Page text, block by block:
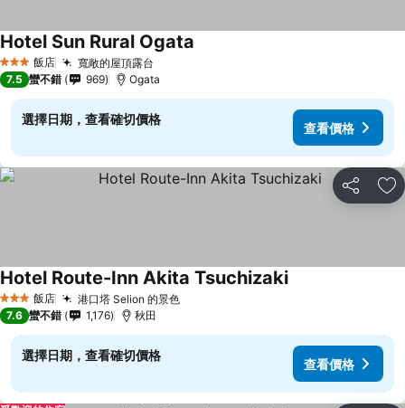
3 星級 飯店 寬敞的屋頂露台
Hotel Sun Rural Ogata
7.5 蠻不錯 969 Ogata
選擇日期，查看確切價格
查看價格
分享 加
3 星級 飯店 港口塔 Selion 的景色查看價格
Hotel Route-Inn Akita Tsuchizaki查看價格
7.6 蠻不錯 1,176 秋田
選擇日期，查看確切價格
查看價格